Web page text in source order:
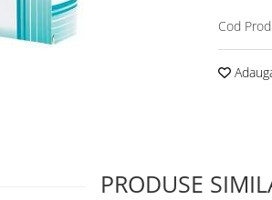
Cod
PRODUSE